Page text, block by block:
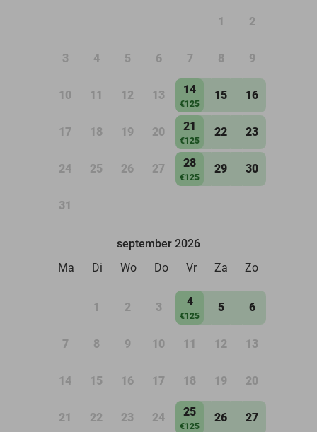
1 2
3 4 5 6 7 8 9
10 11 12 13 14
€125
15 16
17 18 19 20 21
€125
22 23
24 25 26 27 28
€125
29 30
31
september 2026
Ma
Di Wo Do Vr Za Zo
1 2 3 4
€125
5 6
7 8 9 10 11 12 13
14 15 16 17 18 19 20
21 22 23 24 25
€125
26 27